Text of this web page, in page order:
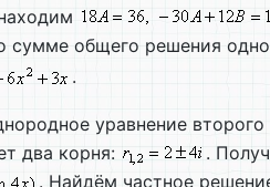
общего решения
.
уравнение
два корня: .
. Найдём частное